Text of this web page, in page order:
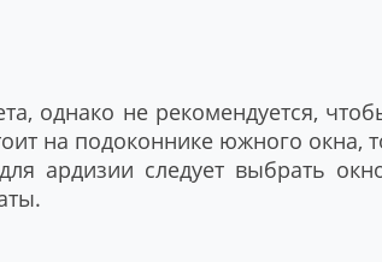
однако не рекомендуется,
на подоконнике южного окна,
ардизии следует выбрать